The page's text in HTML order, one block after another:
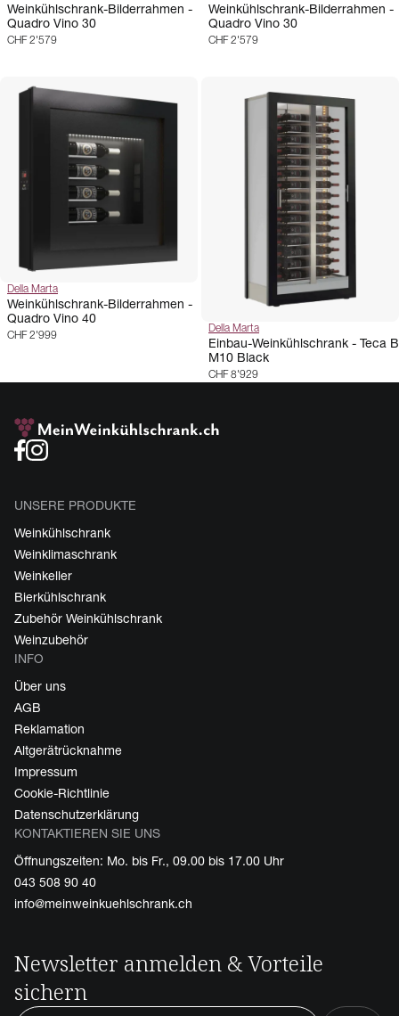
Weinkühlschrank-Bilderrahmen -
Quadro Vino 30
CHF 2'579
Weinkühlschrank-Bilderrahmen -
Quadro Vino 30
CHF 2'579
Della Marta
Weinkühlschrank-Bilderrahmen -
Quadro Vino 40
CHF 2'999
Della Marta
Einbau-Weinkühlschrank - Teca B
M10 Black
CHF 8'929
UNSERE PRODUKTE
Weinkühlschrank
Weinklimaschrank
Weinkeller
Bierkühlschrank
Zubehör Weinkühlschrank
Weinzubehör
INFO
Über uns
AGB
Reklamation
Altgerätrücknahme
Impressum
Cookie-Richtlinie
Datenschutzerklärung
KONTAKTIEREN SIE UNS
Öffnungszeiten: Mo. bis Fr., 09.00 bis 17.00 Uhr
043 508 90 40
info@meinweinkuehlschrank.ch
Newsletter anmelden & Vorteile
sichern